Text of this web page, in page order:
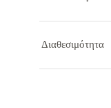
Διαθεσιμότητα